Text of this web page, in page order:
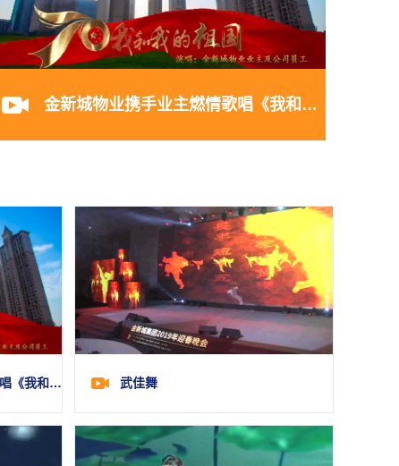
金新城物业携手业主燃情歌唱《我和我的祖国》
金新城物业携手业主燃情歌唱《我和我的祖国》 武佳舞